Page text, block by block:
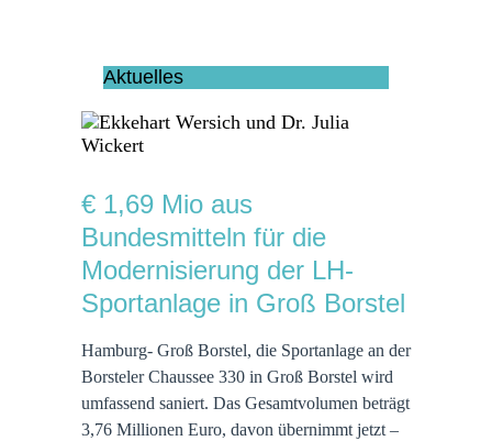
Aktuelles
€ 1,69 Mio aus
Bundesmitteln für die
Modernisierung der LH-
Sportanlage in Groß Borstel
Hamburg- Groß Borstel, die Sportanlage an der
Borsteler Chaussee 330 in Groß Borstel wird
umfassend saniert. Das Gesamtvolumen beträgt
3,76 Millionen Euro, davon übernimmt jetzt –